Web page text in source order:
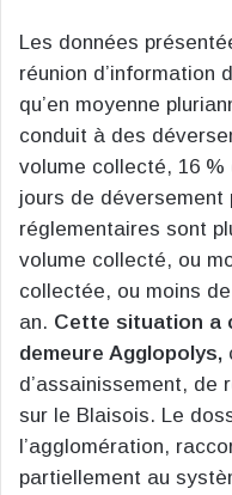
Les données
réunion d’information
qu’en moyenne
conduit à des
volume collecté, 16
jours de déversement
réglementaires sont
volume collecté, ou
collectée, ou moins
an. Cette situation a
demeure Agglopolys,
d’assainissement, de
sur le Blaisois. Le
l’agglomération,
partiellement au